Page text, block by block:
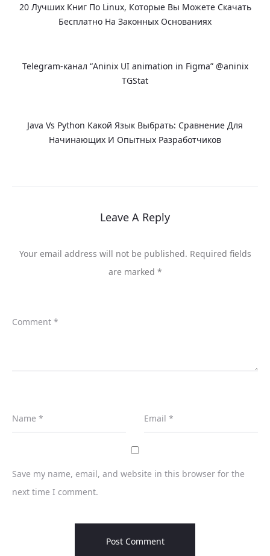
20 Лучших Книг По Linux, Которые Вы Можете Скачать
Бесплатно На Законных Основаниях
Telegram-канал “Aninix UI animation in Figma” @aninix
TGStat
Java Vs Python Какой Язык Выбрать: Сравнение Для
Начинающих И Опытных Разработчиков
Leave A Reply
Your email address will not be published. Required fields
are marked *
Comment *
Name * Email *
Save my name, email, and website in this browser for the
next time I comment.